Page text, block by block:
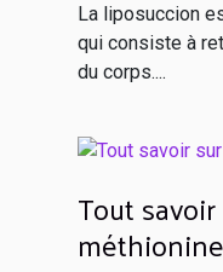
La liposuccion
qui consiste à
du corps....
Tout